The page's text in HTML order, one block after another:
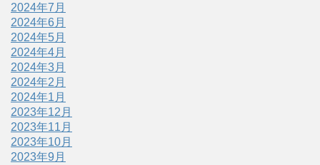
2024年7月
2024年6月
2024年5月
2024年4月
2024年3月
2024年2月
2024年1月
2023年12月
2023年11月
2023年10月
2023年9月